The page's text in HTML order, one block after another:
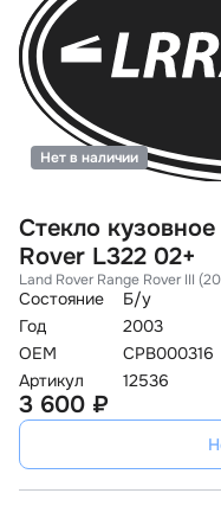
Стекло
Rover L322 02+
Land Rover Range Rover III
Состояние
Б/у
Год
2003
OEM
CPB000316
Артикул
12536
Нет в наличии
3 600 ₽